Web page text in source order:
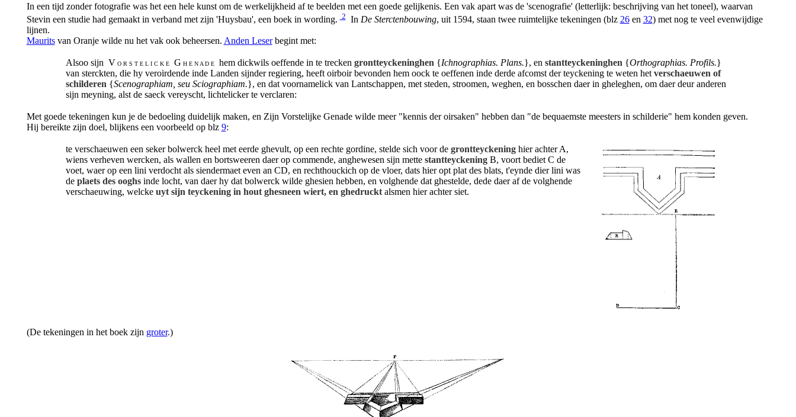
In een tijd zonder fotografie was het een hele kunst om de werkelijkheid af te beelden met een goede gelijkenis. Een vak apart was de 'scenografie' (letterlijk: beschrijving van het toneel), waarvan
Stevin een studie had gemaakt in verband met zijn 'Huysbau', een boek in wording. 2In De Sterctenbouwing, uit 1594, staan twee ruimtelijke tekeningen (blz 26en 32) met nog te veel evenwijdige
lijnen.
Mauritsvan Oranje wilde nu het vak ook beheersen. Anden Leserbegint met:
Alsoo sijn V O R S T E L I C K EG H E N A D Ehem dickwils oeffende in te trecken grontteyckeninghen {Ichnographias. Plans.}, en stantteyckeninghen {Orthographias. Profils.}
van sterckten, die hy veroirdende inde Landen sijnder regiering, heeft oirboir bevonden hem oock te oeffenen inde derde afcomst der teyckening te weten het verschaeuwen of
schilderen {Scenographiam, seu Sciographiam.}, en dat voornamelick van Lantschappen, met steden, stroomen, weghen, en bosschen daer in gheleghen, om daer deur anderen
sijn meyning, alst de saeck vereyscht, lichtelicker te verclaren:
Met goede tekeningen kun je de bedoeling duidelijk maken, en Zijn Vorstelijke Genade wilde meer "kennis der oirsaken" hebben dan "de be­quaemste meesters in schilderie" hem konden geven.
Hij bereikte zijn doel, blijkens een voorbeeld op blz 9:
te verschaeuwen een seker bolwerck heel met eerde ghevult, op een rechte gordine, stelde sich voor de grontteyckeninghier achter A,
wiens verheven wercken, als wallen en bortsweeren daer op commende, anghewesen sijn mette stantteyckeningB, voort bediet C de
voet, waer op een lini verdocht als siendermaet even an CD, en rechthouckich op de vloer, dats hier opt plat des blats, t'eynde dier lini was
de plaets des ooghsinde locht, van daer hy dat bolwerck wilde ghesien hebben, en volghende dat ghestelde, dede daer af de volghende
verschaeuwing, welcke uyt sijn teyckening in hout ghesneen wiert, en ghedrucktalsmen hier achter siet.
(De tekeningen in het boek zijn groter.)